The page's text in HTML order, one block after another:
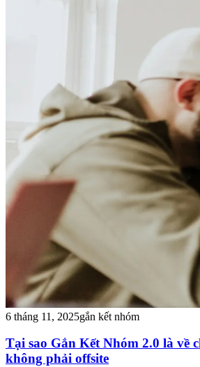
6 tháng 11, 2025gắn kết nhóm
Tại sao Gắn Kết Nhóm 2.0 là về
không phải offsite